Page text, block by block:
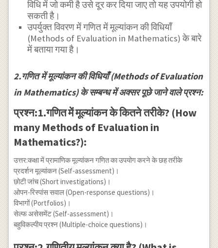
विधि में जो कमी है उसे दूर कर दिया जाए तो यह उपयोगी हो
सकती है।
उपर्युक्त विवरण में गणित में मूल्यांकन की विधियाँ
(Methods of Evaluation in Mathematics) के बारे
में बताया गया है।
2.गणित में मूल्यांकन की विधियाँ (Methods of Evaluation
in Mathematics) के सम्बन्ध में अक्सर पूछे जाने वाले प्रश्न:
प्रश्न:1.गणित में मूल्यांकन के कितने तरीके? (How
many Methods of Evaluation in
Mathematics?):
उत्तर:कक्षा में प्रामाणिक मूल्यांकन गणित का उपयोग करने के छह तरीके
प्रदर्शन मूल्यांकन (Self-assessment)।
छोटी जांच (Short investigations)।
ओपन-रिस्पांस सवाल (Open-response questions)।
विभागों (Portfolios)।
सेल्फ असेसमेंट (Self-assessment)।
बहुविकल्पीय प्रश्न (Multiple-choice questions)।